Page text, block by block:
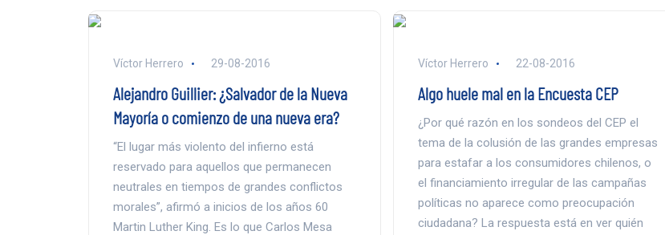
Víctor Herrero 29-08-2016
Alejandro Guillier: ¿Salvador de la Nueva
Mayoría o comienzo de una nueva era?
“El lugar más violento del infierno está
reservado para aquellos que permanecen
neutrales en tiempos de grandes conflictos
morales”, afirmó a inicios de los años 60
Martin Luther King. Es lo que Carlos Mesa
Víctor Herrero 22-08-2016
Algo huele mal en la Encuesta CEP
¿Por qué razón en los sondeos del CEP el
tema de la colusión de las grandes empresas
para estafar a los consumidores chilenos, o
el financiamiento irregular de las campañas
políticas no aparece como preocupación
ciudadana? La respuesta está en ver quién